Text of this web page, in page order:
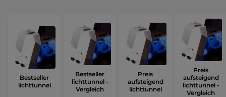
Bestseller
lichttunnel
Bestseller
lichttunnel -
Vergleich
Preis
aufsteigend
lichttunnel
Preis
aufsteigend
lichttunnel -
Vergleich